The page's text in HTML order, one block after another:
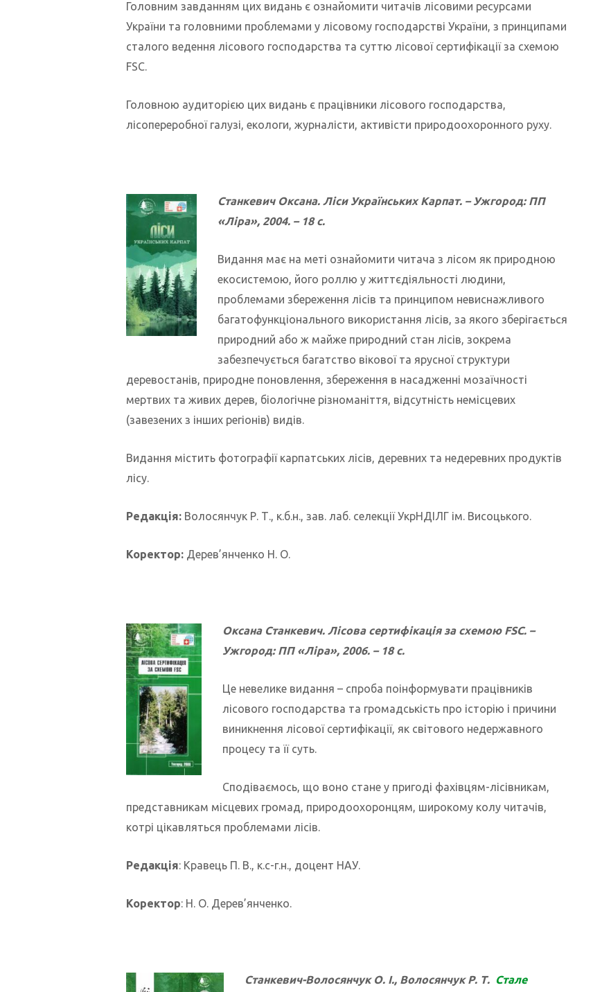
Головним завданням цих видань є ознайомити читачів лісовими ресурсами
України та головними проблемами у лісовому господарстві України, з принципами
сталого ведення лісового господарства та суттю лісової сертифікації за схемою
FSC.
Головною аудиторією цих видань є працівники лісового господарства,
лісопереробної галузі, екологи, журналісти, активісти природоохоронного руху.
Станкевич Оксана. Ліси Українських Карпат. – Ужгород: ПП
«Ліра», 2004. – 18 с.
Видання має на меті ознайомити читача з лісом як природною
екосистемою, його роллю у життєдіяльності людини,
проблемами збереження лісів та принципом невиснажливого
багатофункціонального використання лісів, за якого зберігається
природний або ж майже природний стан лісів, зокрема
забезпечується багатство вікової та ярусної структури
деревостанів, природне поновлення, збереження в насадженні мозаїчності
мертвих та живих дерев, біологічне різноманіття, відсутність немісцевих
(завезених з інших регіонів) видів.
Видання містить фотографії карпатських лісів, деревних та недеревних продуктів
лісу.
Редакція: Волосянчук Р. Т., к.б.н., зав. лаб. селекції УкрНДІЛГ ім. Висоцького.
Коректор:Дерев’янченко Н. О.
Оксана Станкевич. Лісова сертифікація за схемою FSC. –
Ужгород: ПП «Ліра», 2006. – 18 с.
Це невелике видання – спроба поінформувати працівників
лісового господарства та громадськість про історію і причини
виникнення лісової сертифікації, як світового недержавного
процесу та її суть.
Сподіваємось, що воно стане у пригоді фахівцям-лісівникам,
представникам місцевих громад, природоохоронцям, широкому колу читачів,
котрі цікавляться проблемами лісів.
Редакція: Кравець П. В., к.с-г.н., доцент НАУ.
Коректор: Н. О. Дерев’янченко.
Станкевич-Волосянчук О. І., Волосянчук Р. Т. Стале